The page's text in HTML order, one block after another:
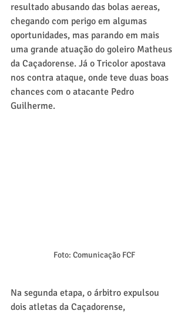
resultado abusando das bolas aereas,
chegando com perigo em algumas
oportunidades, mas parando em mais
uma grande atuação do goleiro Matheus
da Caçadorense. Já o Tricolor apostava
nos contra ataque, onde teve duas boas
chances com o atacante Pedro
Guilherme.
Foto: Comunicação FCF
Na segunda etapa, o árbitro expulsou
dois atletas da Caçadorense,